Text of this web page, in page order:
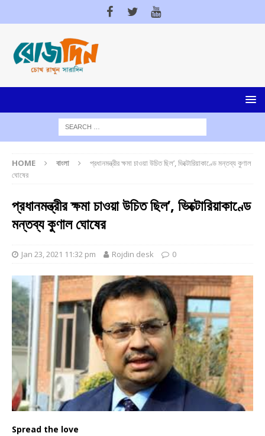
HOME বাংলা
প্রধানমন্ত্রীর ক্ষমা চাওয়া উচিত ছিল’, ভিক্টোরিয়াকাণ্ডে মন্তব্য কুণাল
ঘোষের
প্রধানমন্ত্রীর ক্ষমা চাওয়া উচিত ছিল’, ভিক্টোরিয়াকাণ্ডে
মন্তব্য কুণাল ঘোষের
Jan 23, 2021 11:32 pm Rojdin desk 0
Spread the love